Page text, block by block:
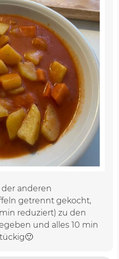
anderen
getrennt gekocht,
reduziert) zu den
und alles 10 min